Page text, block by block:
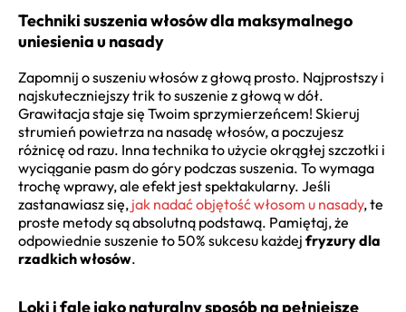
Techniki suszenia włosów dla maksymalnego
uniesienia u nasady
Zapomnij o suszeniu włosów z głową prosto. Najprostszy i
najskuteczniejszy trik to suszenie z głową w dół.
Grawitacja staje się Twoim sprzymierzeńcem! Skieruj
strumień powietrza na nasadę włosów, a poczujesz
różnicę od razu. Inna technika to użycie okrągłej szczotki i
wyciąganie pasm do góry podczas suszenia. To wymaga
trochę wprawy, ale efekt jest spektakularny. Jeśli
zastanawiasz się, jak nadać objętość włosom u nasady, te
proste metody są absolutną podstawą. Pamiętaj, że
odpowiednie suszenie to 50% sukcesu każdej fryzury dla
rzadkich włosów.
Loki i fale jako naturalny sposób na pełniejsze